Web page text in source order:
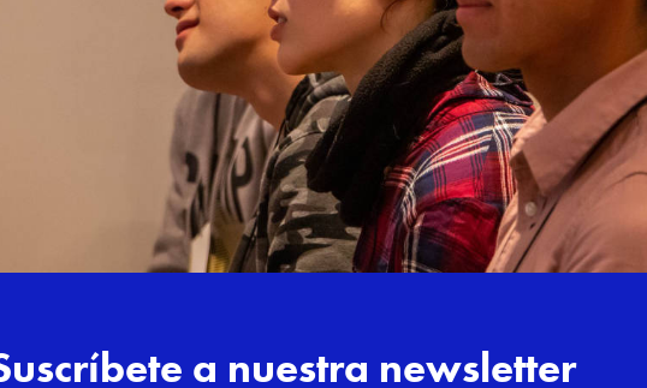
Fluxà (Camper. Medwinds
(Ideas4all)
(Goteo.org)
(4k vinícola)